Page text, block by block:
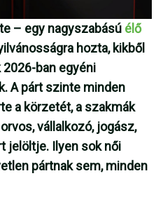
– egy nagyszabású élő
hozta, kikből
2026-ban egyéni
A párt szinte minden
a körzetét, a szakmák
vállalkozó, jogász,
jelöltje. Ilyen sok női
pártnak sem, minden